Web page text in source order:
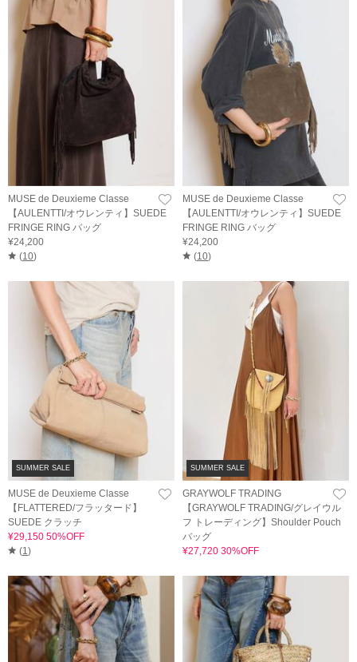
MUSE de Deuxieme Classe
【AULENTTI/オウレンティ】SUEDE
FRINGE RING バッグ
¥24,200
(10)
MUSE de Deuxieme Classe
【AULENTTI/オウレンティ】SUEDE
FRINGE RING バッグ
¥24,200
(10)
SUMMER SALE
MUSE de Deuxieme Classe
【FLATTERED/フラッタード】
SUEDE クラッチ
¥29,150 50%OFF
(1)
SUMMER SALE
GRAYWOLF TRADING
【GRAYWOLF TRADING/グレイウル
フ トレーディング】Shoulder Pouch
バッグ
¥27,720 30%OFF